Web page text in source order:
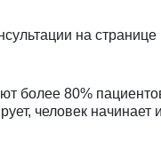
на странице
более 80%
человек начинает